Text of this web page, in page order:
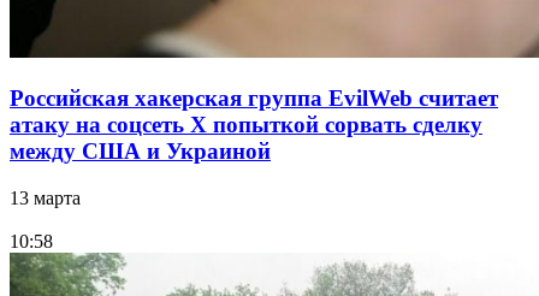
Российская хакерская группа EvilWeb считает
атаку на соцсеть Х попыткой сорвать сделку
между США и Украиной
13 марта
10:58